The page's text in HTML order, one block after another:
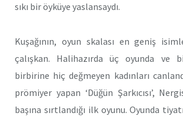
sıkı bir öyküye yaslansaydı.
Kuşağının, oyun skalası en geniş
çalışkan. Halihazırda üç oyunda ve
birbirine hiç değmeyen kadınları
prömiyer yapan ‘Düğün Şarkıcısı’,
başına sırtlandığı ilk oyunu. Oyunda